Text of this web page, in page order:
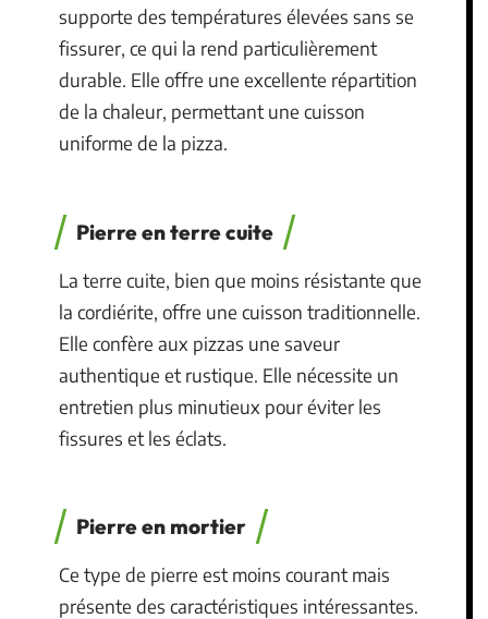
supporte des températures élevées sans se
fissurer, ce qui la rend particulièrement
durable. Elle offre une excellente répartition
de la chaleur, permettant une cuisson
uniforme de la pizza.
Pierre en terre cuite
La terre cuite, bien que moins résistante que
la cordiérite, offre une cuisson traditionnelle.
Elle confère aux pizzas une saveur
authentique et rustique. Elle nécessite un
entretien plus minutieux pour éviter les
fissures et les éclats.
Pierre en mortier
Ce type de pierre est moins courant mais
présente des caractéristiques intéressantes.